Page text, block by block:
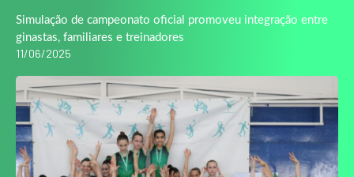
Simulação de campeonato oficial promoveu integração entre
ginastas, familiares e treinadores
11/06/2025